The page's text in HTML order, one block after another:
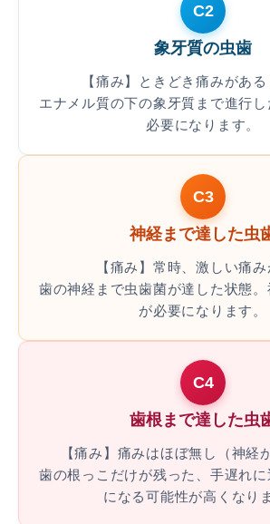
C2
象牙質の虫歯
【痛み】ときどき痛みがあ
エナメル質の下の象牙質まで進行
必要になります。
C3
神経まで達した虫
【痛み】常時、激しい痛み
歯の神経まで虫歯菌が達した状態
が必要になります。
C4
歯根まで達した虫
【痛み】痛みはほぼ無し（神経
歯の根っこだけが残った、手遅れ
になる可能性が高くなり